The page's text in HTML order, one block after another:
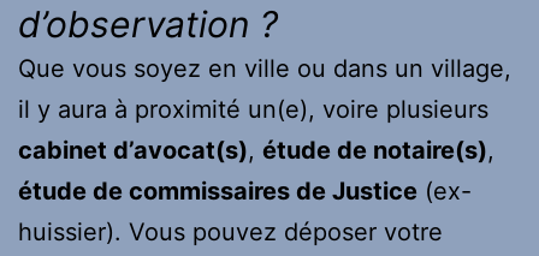
d’observation ?
Que vous soyez en ville ou dans un village,
il y aura à proximité un(e), voire plusieurs
cabinet d’avocat(s), étude de notaire(s),
étude de commissaires de Justice (ex-
huissier). Vous pouvez déposer votre